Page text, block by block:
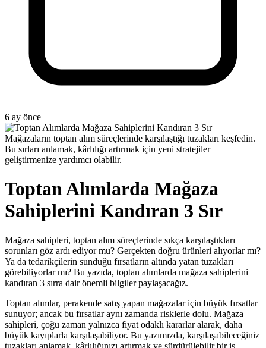
6 ay önce
Mağazaların toptan alım süreçlerinde karşılaştığı tuzakları keşfedin.
Bu sırları anlamak, kârlılığı artırmak için yeni stratejiler
geliştirmenize yardımcı olabilir.
Toptan Alımlarda Mağaza
Sahiplerini Kandıran 3 Sır
Mağaza sahipleri, toptan alım süreçlerinde sıkça karşılaştıkları
sorunları göz ardı ediyor mu? Gerçekten doğru ürünleri alıyorlar mı?
Ya da tedarikçilerin sunduğu fırsatların altında yatan tuzakları
görebiliyorlar mı? Bu yazıda, toptan alımlarda mağaza sahiplerini
kandıran 3 sırra dair önemli bilgiler paylaşacağız.
Toptan alımlar, perakende satış yapan mağazalar için büyük fırsatlar
sunuyor; ancak bu fırsatlar aynı zamanda risklerle dolu. Mağaza
sahipleri, çoğu zaman yalnızca fiyat odaklı kararlar alarak, daha
büyük kayıplarla karşılaşabiliyor. Bu yazımızda, karşılaşabileceğiniz
tuzakları anlamak, kârlılığınızı artırmak ve sürdürülebilir bir iş